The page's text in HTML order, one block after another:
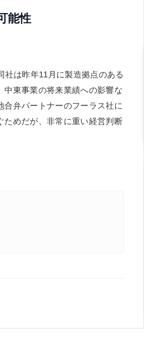
能性
は昨年11月に製造拠点のある
東事業の将来業績への影響な
合弁パートナーのフーラス社に
ためだが、非常に重い経営判断